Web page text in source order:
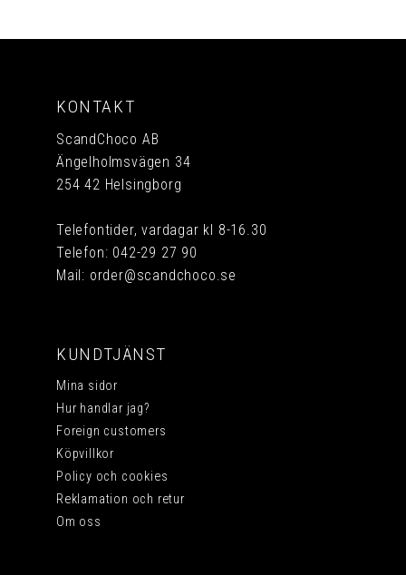
KONTAKT
ScandChoco AB
Ängelholmsvägen 34
254 42 Helsingborg
Telefontider, vardagar kl 8-16.30
Telefon: 042-29 27 90
Mail: order@scandchoco.se
KUNDTJÄNST
Mina sidor
Hur handlar jag?
Foreign customers
Köpvillkor
Policy och cookies
Reklamation och retur
Om oss